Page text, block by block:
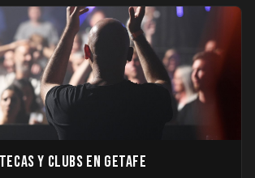
y Clubs en Getafe